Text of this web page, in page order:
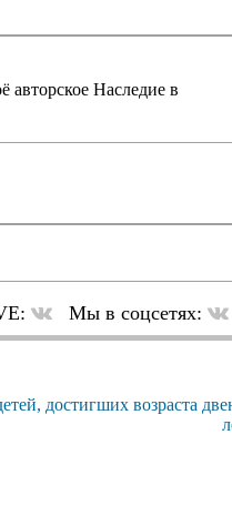
авторское Наследие в
Мы в соцсетях: